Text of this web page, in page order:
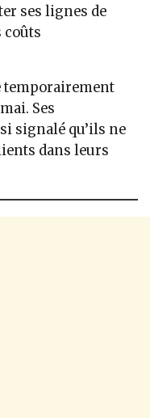
ses lignes de
coûts
temporairement
Ses
signalé qu’ils ne
dans leurs